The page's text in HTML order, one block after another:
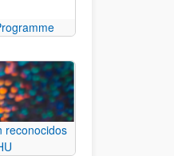
reconocidos